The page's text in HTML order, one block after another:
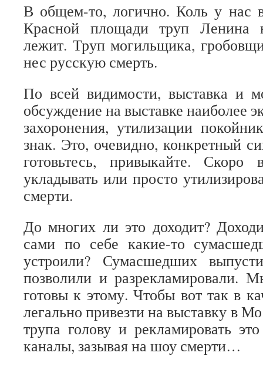
В общем-то, логично. Коль у нас
Красной площади труп Ленина
лежит. Труп могильщика,
нес русскую смерть.
По всей видимости, выставка и
обсуждение на выставке наиболее
захоронения, утилизации
знак. Это, очевидно, конкретный
готовьтесь, привыкайте.
укладывать или просто
смерти.
До многих ли это доходит?
сами по себе какие-то
устроили? Сумасшедших
позволили и разрекламировали.
готовы к этому. Чтобы вот так в
легально привезти на выставку в
трупа голову и рекламировать
каналы, зазывая на шоу смерти…